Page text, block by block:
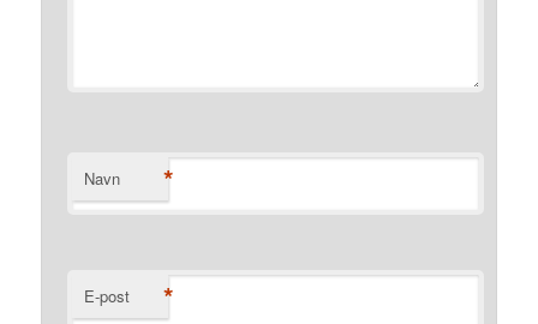
Navn *
E-post *